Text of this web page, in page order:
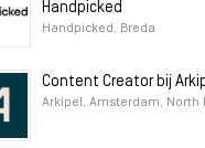
Handpicked
Handpicked, Breda
Content Creator bij
Arkipel, Amsterdam, North